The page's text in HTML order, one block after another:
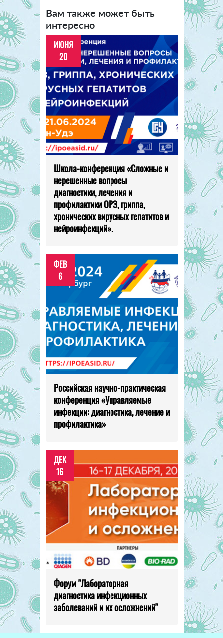
Вам также может быть
интересно
ИЮНЯ
20
Школа-конференция «Сложные и
нерешенные вопросы
диагностики, лечения и
профилактики ОРЗ, гриппа,
хронических вирусных гепатитов и
нейроинфекций».
ФЕВ
6
Российская научно-практическая
конференция «Управляемые
инфекции: диагностика, лечение и
профилактика»
ДЕК
16
Форум "Лабораторная
диагностика инфекционных
заболеваний и их осложнений"